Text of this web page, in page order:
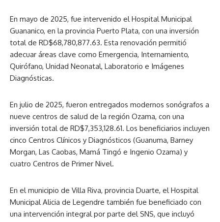
En mayo de 2025, fue intervenido el Hospital Municipal
Guananico, en la provincia Puerto Plata, con una inversión
total de RD$68,780,877.63. Esta renovación permitió
adecuar áreas clave como Emergencia, Internamiento,
Quirófano, Unidad Neonatal, Laboratorio e Imágenes
Diagnósticas.
En julio de 2025, fueron entregados modernos sonógrafos a
nueve centros de salud de la región Ozama, con una
inversión total de RD$7,353,128.61. Los beneficiarios incluyen
cinco Centros Clínicos y Diagnósticos (Guanuma, Barney
Morgan, Las Caobas, Mamá Tingó e Ingenio Ozama) y
cuatro Centros de Primer Nivel.
En el municipio de Villa Riva, provincia Duarte, el Hospital
Municipal Alicia de Legendre también fue beneficiado con
una intervención integral por parte del SNS, que incluyó